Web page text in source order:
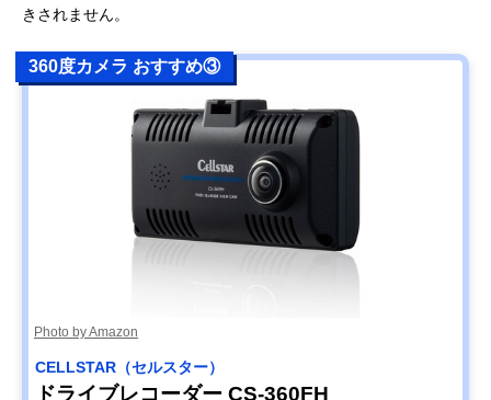
きされません。
360度カメラ おすすめ③
Photo by Amazon
CELLSTAR（セルスター）
ドライブレコーダー CS-360FH